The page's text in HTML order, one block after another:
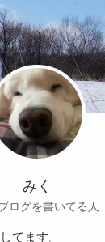
みく
ログを書いてる人
てます。